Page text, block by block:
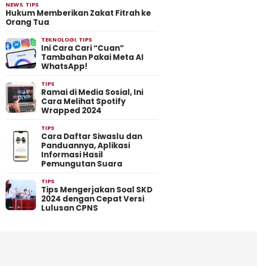
NEWS, TIPS
Hukum Memberikan Zakat Fitrah ke
Orang Tua
TEKNOLOGI, TIPS
Ini Cara Cari “Cuan”
Tambahan Pakai Meta AI
WhatsApp!
TIPS
Ramai di Media Sosial, Ini
Cara Melihat Spotify
Wrapped 2024
TIPS
Cara Daftar Siwaslu dan
Panduannya, Aplikasi
Informasi Hasil
Pemungutan Suara
TIPS
Tips Mengerjakan Soal SKD
2024 dengan Cepat Versi
Lulusan CPNS